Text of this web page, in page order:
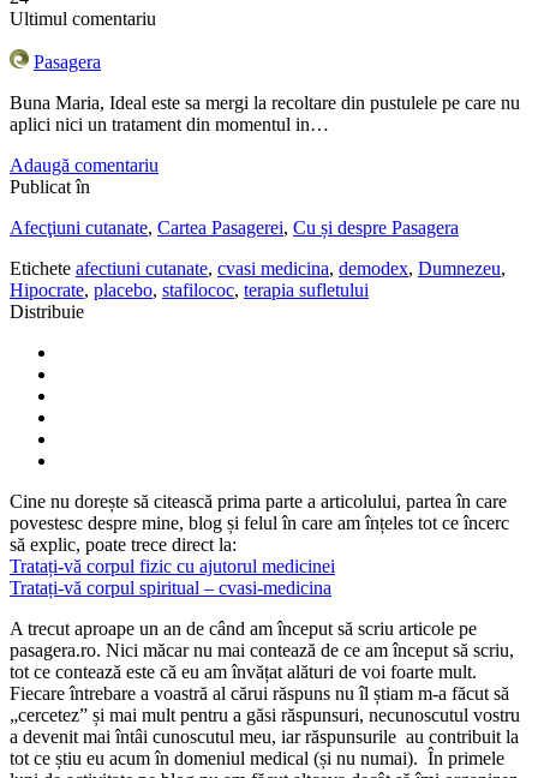
Ultimul comentariu
Pasagera
Buna Maria, Ideal este sa mergi la recoltare din pustulele pe care nu
aplici nici un tratament din momentul in…
Adaugă comentariu
Publicat în
Afecţiuni cutanate, Cartea Pasagerei, Cu și despre Pasagera
Etichete afectiuni cutanate, cvasi medicina, demodex, Dumnezeu,
Hipocrate, placebo, stafilococ, terapia sufletului
Distribuie
Cine nu dorește să citească prima parte a articolului, partea în care
povestesc despre mine, blog și felul în care am înțeles tot ce încerc
să explic, poate trece direct la:
Tratați-vă corpul fizic cu ajutorul medicinei
Tratați-vă corpul spiritual – cvasi-medicina
A trecut aproape un an de când am început să scriu articole pe
pasagera.ro. Nici măcar nu mai contează de ce am început să scriu,
tot ce contează este că eu am învățat alături de voi foarte mult.
Fiecare întrebare a voastră al cărui răspuns nu îl știam m-a făcut să
„cercetez” și mai mult pentru a găsi răspunsuri, necunoscutul vostru
a devenit mai întâi cunoscutul meu, iar răspunsurile au contribuit la
tot ce știu eu acum în domeniul medical (și nu numai). În primele